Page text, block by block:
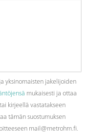
yksinomaisten jakelijoiden
mukaisesti ja ottaa
kirjeellä vastatakseen
tämän suostumuksen
mail@metrohm.fi.